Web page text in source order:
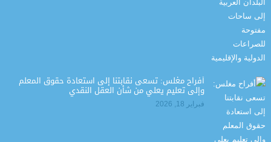
أفراح مغلس: تسعى نقابتنا إلى استعادة حقوق المعلم
وإلى تعليم يعلي من شأن العقل النقدي
فبراير 18, 2026